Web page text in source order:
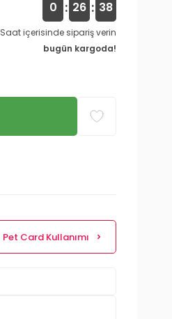
0 : 26 : 37
Saat içerisinde sipariş verin
bugün kargoda!
Pet Card Kullanımı